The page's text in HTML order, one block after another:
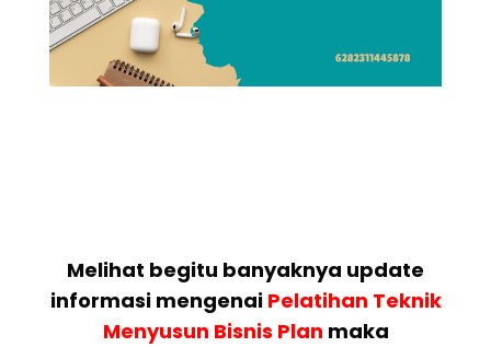
Melihat begitu banyaknya update
informasi mengenai Pelatihan Teknik
Menyusun Bisnis Plan maka